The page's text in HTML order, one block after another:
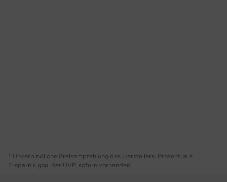
* Unverbindliche Preisempfehlung des Herstellers. Prozentuale
Ersparnis ggü. der UVP, sofern vorhanden